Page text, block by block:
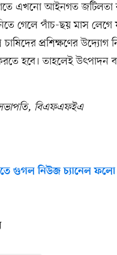
এখনো আইনগত জটিলতা
গেলে পাঁচ-ছয় মাস
চাষিদের প্রশিক্ষণের
হবে। তাহলেই উৎপাদন
বিএফএফইএ
গুগল নিউজ চ্যানেল